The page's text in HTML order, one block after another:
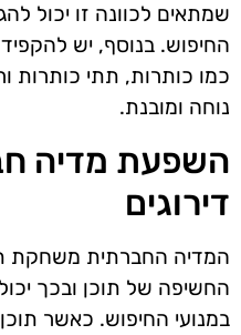
שמתאים לכוונה זו יכול
החיפוש. בנוסף, יש
כמו כותרות, תתי כותרות
נוחה ומובנת.
השפעת מדיה
דירוגים
המדיה החברתית משחקת
החשיפה של תוכן ובכך
במנועי החיפוש. כאשר